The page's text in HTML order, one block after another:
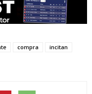
compra
incitan